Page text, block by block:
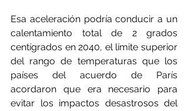
Esa aceleración podría conducir a un
calentamiento total de 2 grados
centígrados en 2040, el límite superior
del rango de temperaturas que los
países del acuerdo de París
acordaron que era necesario para
evitar los impactos desastrosos del